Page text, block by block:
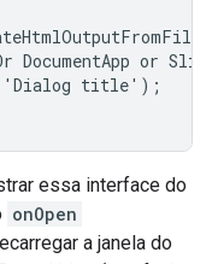
DocumentApp or
title');
essa interface do
onOpen
a janela do